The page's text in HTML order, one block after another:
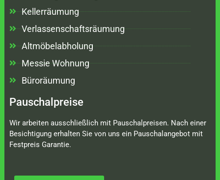
Kellerräumung
Verlassenschaftsräumung
Altmöbelabholung
Messie Wohnung
Büroräumung
Pauschalpreise
Wir arbeiten ausschließlich mit Pauschalpreisen. Nach einer
Besichtigung erhalten Sie von uns ein Pauschalangebot mit
Festpreis Garantie.